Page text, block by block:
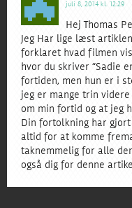
juli 8, 2014 kl. 12:29
Hej Thomas
Jeg Har lige læst
forklaret hvad filmen
hvor du skriver “Sadie
fortiden, men hun er i
jeg er mange trin
om min fortid og at jeg
Din fortolkning har
altid for at komme
taknemmelig for alle
også dig for denne